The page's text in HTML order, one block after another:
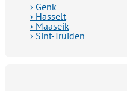
› Genk
› Hasselt
› Maaseik
› Sint-Truiden